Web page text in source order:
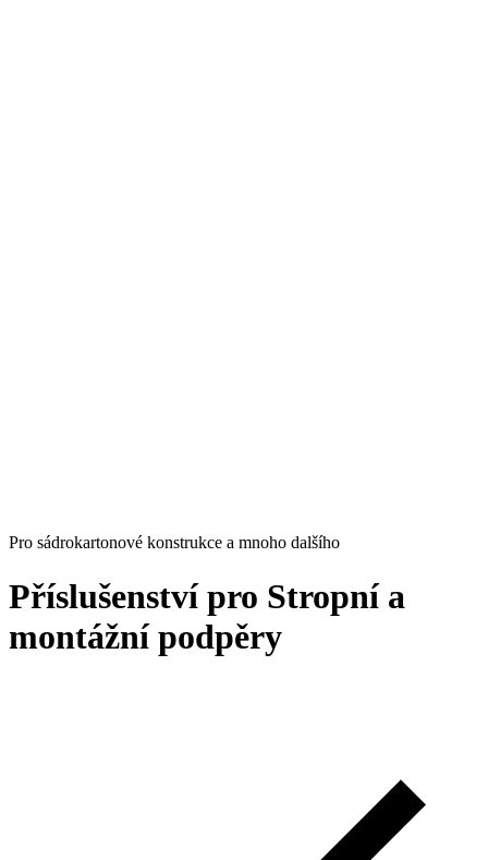
Pro sádrokartonové konstrukce a mnoho dalšího
Příslušenství pro Stropní a
montážní podpěry